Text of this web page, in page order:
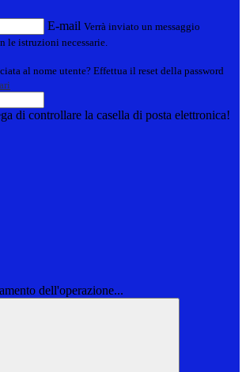
E-mail Verrà inviato un messaggio
le istruzioni necessarie.
al nome utente? Effettua il reset della password
di controllare la casella di posta elettronica!
dell'operazione...